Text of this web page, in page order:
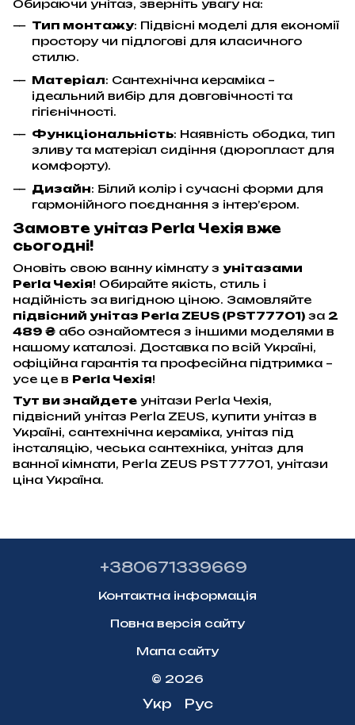
Обираючи унітаз, зверніть увагу на:
Тип монтажу: Підвісні моделі для економії
простору чи підлогові для класичного
стилю.
Матеріал: Сантехнічна кераміка –
ідеальний вибір для довговічності та
гігієнічності.
Функціональність: Наявність ободка, тип
зливу та матеріал сидіння (дюропласт для
комфорту).
Дизайн: Білий колір і сучасні форми для
гармонійного поєднання з інтер’єром.
Замовте унітаз Perla Чехія вже
сьогодні!
Оновіть свою ванну кімнату з унітазами
Perla Чехія! Обирайте якість, стиль і
надійність за вигідною ціною. Замовляйте
підвісний унітаз Perla ZEUS (PST77701) за 2
489 ₴ або ознайомтеся з іншими моделями в
нашому каталозі. Доставка по всій Україні,
офіційна гарантія та професійна підтримка –
усе це в Perla Чехія!
Тут ви знайдете унітази Perla Чехія,
підвісний унітаз Perla ZEUS, купити унітаз в
Україні, сантехнічна кераміка, унітаз під
інсталяцію, чеська сантехніка, унітаз для
ванної кімнати, Perla ZEUS PST77701, унітази
ціна Україна.
+380671339669
Контактна інформація
Повна версія сайту
Мапа сайту
© 2026
Укр Рус